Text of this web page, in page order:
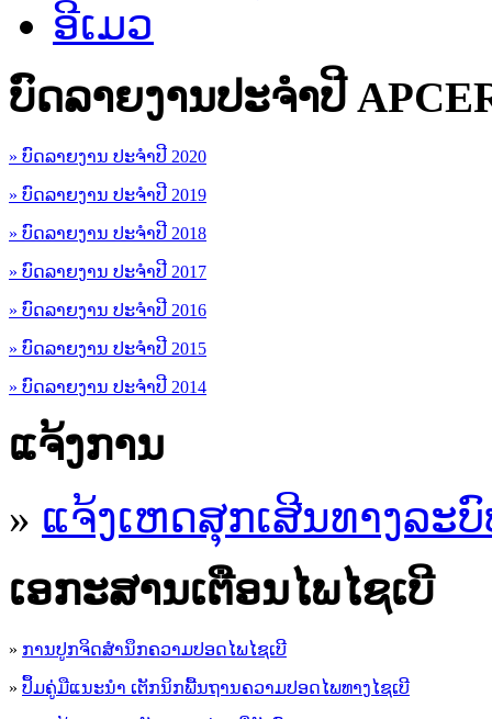
ອີເມວ
ບົດລາຍງານປະຈຳປີ
» ບົດລາຍງານ ປະຈຳປີ 2020
» ບົດລາຍງານ ປະຈຳປີ 2019
» ບົດລາຍງານ ປະຈຳປີ 2018
» ບົດລາຍງານ ປະຈຳປີ 2017
» ບົດລາຍງານ ປະຈຳປີ 2016
» ບົດລາຍງານ ປະຈຳປີ 2015
» ບົດລາຍງານ ປະຈຳປີ 2014
ແຈ້ງການ
» ແຈ້ງເຫດສຸກເສີນທາງລະ
ເອ​ກະ​ສານເຕືອນໄພໄຊເບີ
» ການປູກຈິດສໍານຶກຄວາມປອດໄພໄຊເບີ
» ປຶ້ມຄູ່ມືແນະນໍາ ເຕັກນິກພື້ນຖານຄວາມປອດໄພທາງໄຊເບີ